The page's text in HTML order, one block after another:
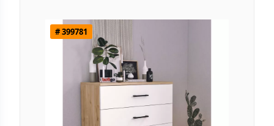
# 399781